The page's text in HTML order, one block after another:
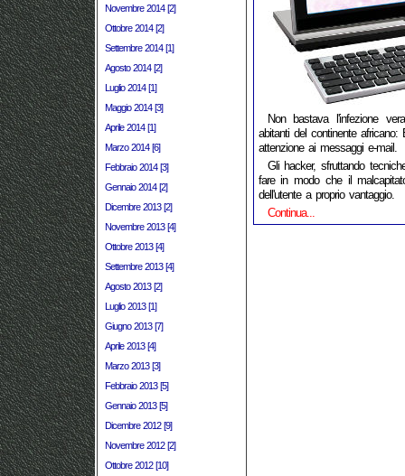
Novembre 2014 [2]
Ottobre 2014 [2]
Settembre 2014 [1]
Agosto 2014 [2]
Luglio 2014 [1]
Maggio 2014 [3]
Aprile 2014 [1]
Marzo 2014 [6]
Febbraio 2014 [3]
Gennaio 2014 [2]
Dicembre 2013 [2]
Novembre 2013 [4]
Ottobre 2013 [4]
Settembre 2013 [4]
Agosto 2013 [2]
Luglio 2013 [1]
Giugno 2013 [7]
Aprile 2013 [4]
Marzo 2013 [3]
Febbraio 2013 [5]
Gennaio 2013 [5]
Dicembre 2012 [9]
Novembre 2012 [2]
Ottobre 2012 [10]
Non bastava l'infezione
abitanti del continente
attenzione ai messaggi e-mail.
Gli hacker, sfruttando
fare in modo che il
dell'utente a proprio vantaggio.
Continua...